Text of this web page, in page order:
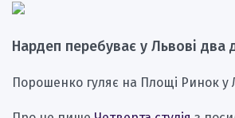
Нардеп перебуває у Львові два
Порошенко гуляє на Площі Ринок у